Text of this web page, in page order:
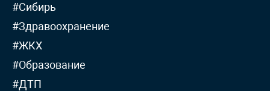
#Сибирь
#Здравоохранение
#ЖКХ
#Образование
#ДТП